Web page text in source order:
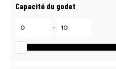
Capacité du godet
-